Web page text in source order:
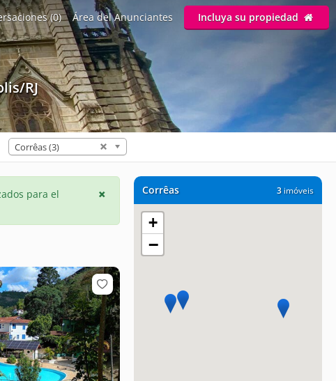
RJ
(0) Área del Anunciantes Incluya su propiedad
Corrêas (3)
3imóveis
Corrêas
+
−
para el